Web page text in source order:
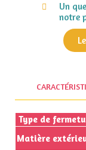
Un
notre
Type de
Matière